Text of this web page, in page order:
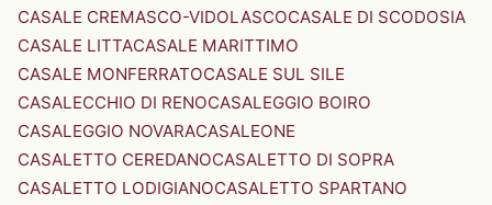
CASALE CREMASCO-VIDOLASCOCASALE DI SCODOSIA
CASALE LITTACASALE MARITTIMO
CASALE MONFERRATOCASALE SUL SILE
CASALECCHIO DI RENOCASALEGGIO BOIRO
CASALEGGIO NOVARACASALEONE
CASALETTO CEREDANOCASALETTO DI SOPRA
CASALETTO LODIGIANOCASALETTO SPARTANO